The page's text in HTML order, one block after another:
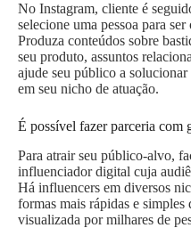
No Instagram, cliente é
selecione uma pessoa para
Produza conteúdos sobre
seu produto, assuntos
ajude seu público a solucionar
em seu nicho de atuação.
É possível fazer parceria com
Para atrair seu público-alvo,
influenciador digital cuja
Há influencers em diversos
formas mais rápidas e simples
visualizada por milhares de